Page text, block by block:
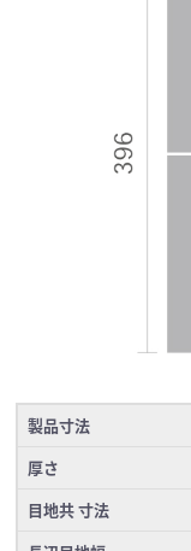
製品寸法
厚さ
目地共 寸法